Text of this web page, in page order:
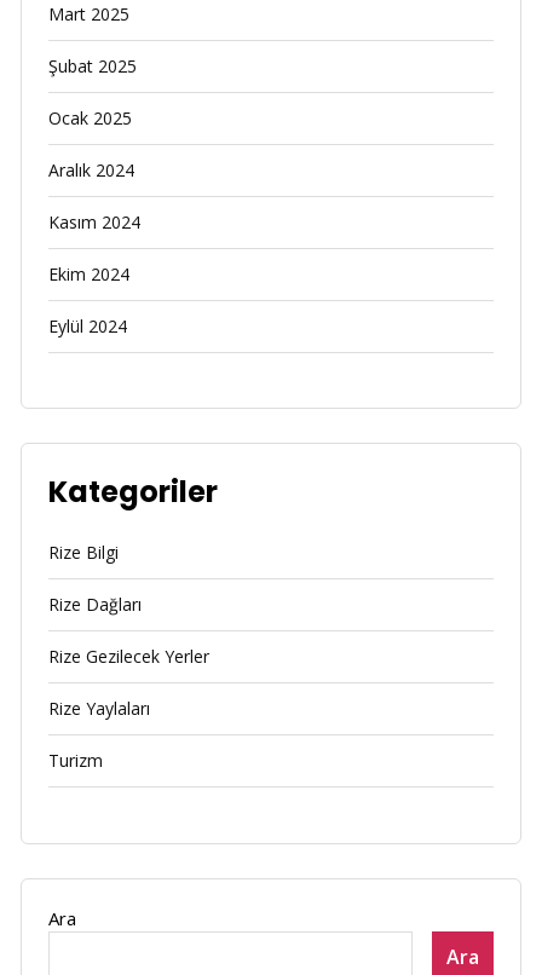
Mart 2025
Şubat 2025
Ocak 2025
Aralık 2024
Kasım 2024
Ekim 2024
Eylül 2024
Kategoriler
Rize Bilgi
Rize Dağları
Rize Gezilecek Yerler
Rize Yaylaları
Turizm
Ara
Ara